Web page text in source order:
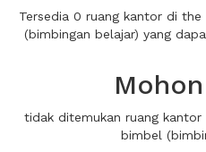
Tersedia 0 ruang kantor di
(bimbingan belajar) yang
tidak ditemukan ruang
bimbel